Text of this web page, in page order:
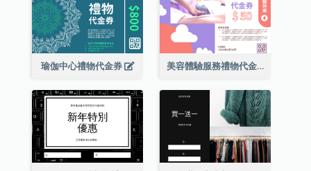
瑜伽中心禮物代金券 美容體驗服務禮物代金券